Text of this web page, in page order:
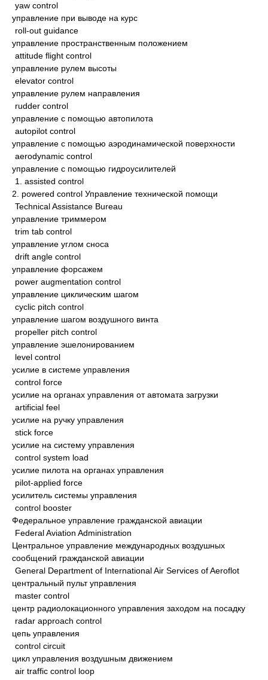
yaw control
управление при выводе на курс
roll-out guidance
управление пространственным положением
attitude flight control
управление рулем высоты
elevator control
управление рулем направления
rudder control
управление с помощью автопилота
autopilot control
управление с помощью аэродинамической поверхности
aerodynamic control
управление с помощью гидроусилителей
1. assisted control
2. powered control Управление технической помощи
Technical Assistance Bureau
управление триммером
trim tab control
управление углом сноса
drift angle control
управление форсажем
power augmentation control
управление циклическим шагом
cyclic pitch control
управление шагом воздушного винта
propeller pitch control
управление эшелонированием
level control
усилие в системе управления
control force
усилие на органах управления от автомата загрузки
artificial feel
усилие на ручку управления
stick force
усилие на систему управления
control system load
усилие пилота на органах управления
pilot-applied force
усилитель системы управления
control booster
Федеральное управление гражданской авиации
Federal Aviation Administration
Центральное управление международных воздушных
сообщений гражданской авиации
General Department of International Air Services of Aeroflot
центральный пульт управления
master control
центр радиолокационного управления заходом на посадку
radar approach control
цепь управления
control circuit
цикл управления воздушным движением
air traffic control loop